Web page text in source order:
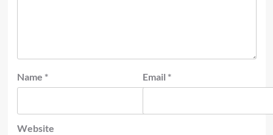
Name * Email *
Website